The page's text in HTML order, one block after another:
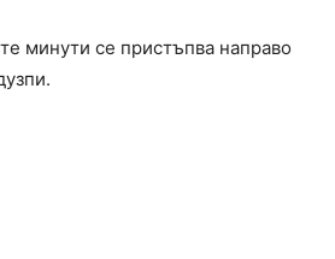
минути се пристъпва направо